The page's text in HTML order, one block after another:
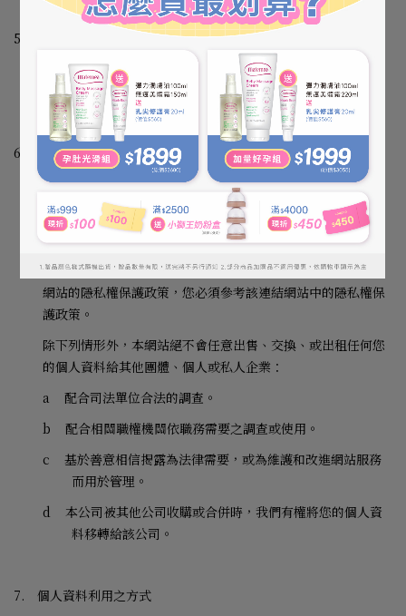
5.
個人資料利用之地區
本公司個人資料主機、相關網路伺服器主機之所在地，及本公
司相關服務之行銷地區，為您個人資料利用之地區。
6.
個人資料利用之對象
本公司、本公司之關係企業、本公司之合作夥伴、相關委外協
力廠商（例如：提供金流服務之廠商）及政府機關，為您個人
資料利用之對象。本政策及其告知事項，僅適用於本服務相關
官網。官網內可能包含許多連結以及其他合作夥伴所提供的商
品或服務，若您點進該網站頁面時，該連結網站並不適用於本
網站的隱私權保護政策，您必須參考該連結網站中的隱私權保
護政策。
除下列情形外，本網站絕不會任意出售、交換、或出租任何您
的個人資料給其他團體、個人或私人企業：
a
配合司法單位合法的調查。
b
配合相關職權機關依職務需要之調查或使用。
c
基於善意相信揭露為法律需要，或為維護和改進網站服務
而用於管理。
d
本公司被其他公司收購或合併時，我們有權將您的個人資
料移轉給該公司。
7.
個人資料利用之方式